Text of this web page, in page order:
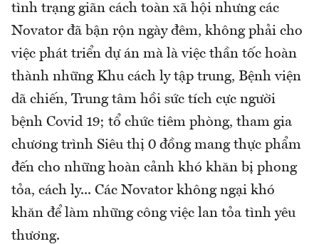
tình trạng giãn cách toàn xã hội nhưng các
Novator đã bận rộn ngày đêm, không phải cho
việc phát triển dự án mà là việc thần tốc hoàn
thành những Khu cách ly tập trung, Bệnh viện
dã chiến, Trung tâm hồi sức tích cực người
bệnh Covid 19; tổ chức tiêm phòng, tham gia
chương trình Siêu thị 0 đồng mang thực phẩm
đến cho những hoàn cảnh khó khăn bị phong
tỏa, cách ly... Các Novator không ngại khó
khăn để làm những công việc lan tỏa tình yêu
thương.